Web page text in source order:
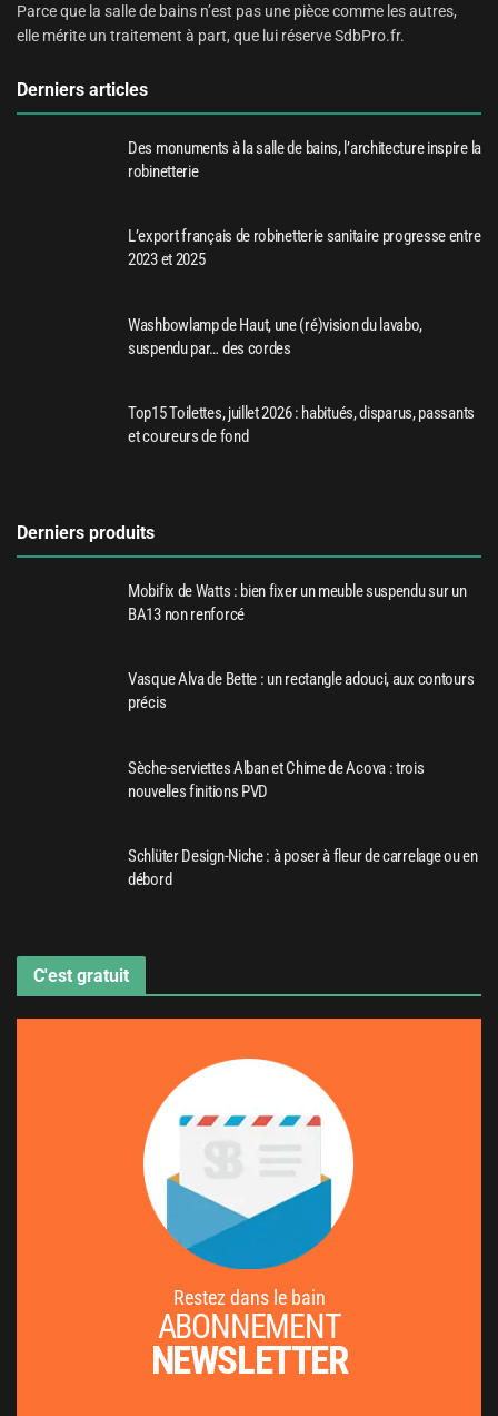
Parce que la salle de bains n’est pas une pièce comme les autres,
elle mérite un traitement à part, que lui réserve SdbPro.fr.
Derniers articles
Des monuments à la salle de bains, l’architecture inspire la
robinetterie
L’export français de robinetterie sanitaire progresse entre
2023 et 2025
Washbowlamp de Haut, une (ré)vision du lavabo,
suspendu par… des cordes
Top15 Toilettes, juillet 2026 : habitués, disparus, passants
et coureurs de fond
Derniers produits
Mobifix de Watts : bien fixer un meuble suspendu sur un
BA13 non renforcé
Vasque Alva de Bette : un rectangle adouci, aux contours
précis
Sèche-serviettes Alban et Chime de Acova : trois
nouvelles finitions PVD
Schlüter Design-Niche : à poser à fleur de carrelage ou en
débord
C'est gratuit
Restez dans le bain
ABONNEMENT
NEWSLETTER